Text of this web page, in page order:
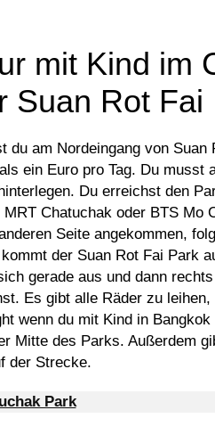
mit Kind im
Suan Rot Fai
du am Nordeingang von
ein Euro pro Tag. Du musst
Du erreichst den
Chatuchak oder BTS Mo
Seite angekommen,
der Suan Rot Fai Park
gerade aus und dann
Es gibt alle Räder zu
wenn du mit Kind in
Mitte des Parks. Außerdem
der Strecke.